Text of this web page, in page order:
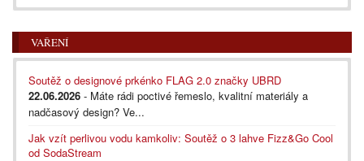
VAŘENÍ
Soutěž o designové prkénko FLAG 2.0 značky UBRD
22.06.2026 - Máte rádi poctivé řemeslo, kvalitní materiály a
nadčasový design? Ve...
Jak vzít perlivou vodu kamkoliv: Soutěž o 3 lahve Fizz&Go Cool
od SodaStream